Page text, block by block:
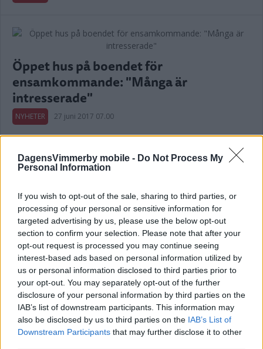
DagensVimmerby mobile - Do Not Process My
Personal Information
If you wish to opt-out of the sale, sharing to third parties, or
processing of your personal or sensitive information for
targeted advertising by us, please use the below opt-out
section to confirm your selection. Please note that after your
opt-out request is processed you may continue seeing
interest-based ads based on personal information utilized by
us or personal information disclosed to third parties prior to
your opt-out. You may separately opt-out of the further
disclosure of your personal information by third parties on the
IAB’s list of downstream participants. This information may
also be disclosed by us to third parties on the IAB’s List of
Downstream Participants that may further disclose it to other
Öppet hus på boendet för
ensamkommande: "Många är
intresserade"
NYHETER 27 juni 2017 07.00
Annons:
Efter fyra månader i Locknevi: "Vi trivs
verkligen här"
REPORTAGE 05 februari 2017 16.26
Nytt nederlag för mannens protest mot
boende för ensamkommande